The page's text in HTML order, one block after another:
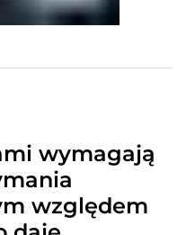
wymagają
względem